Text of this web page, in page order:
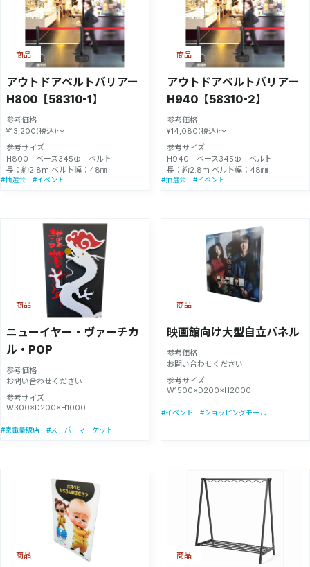
アウトドアベルトバリアー
H800【58310-1】
参考価格
¥13,200(税込)～
参考サイズ
H800 ベース345Φ ベルト
長：約2.8ｍ ベルト幅：48㎜
商品
#抽選会 #イベント
アウトドアベルトバリアー
H940【58310-2】
参考価格
¥14,080(税込)～
参考サイズ
H940 ベース345Φ ベルト
長：約2.8ｍ ベルト幅：48㎜
商品
#抽選会 #イベント
ニューイヤー・ヴァーチカ
ル・POP
参考価格
お問い合わせください
参考サイズ
W300×D200×H1000
商品
#家電量販店 #スーパーマーケット
映画館向け大型自立パネル
参考価格
お問い合わせください
参考サイズ
W1500×D200×H2000
商品
#イベント #ショッピングモール
商品 商品